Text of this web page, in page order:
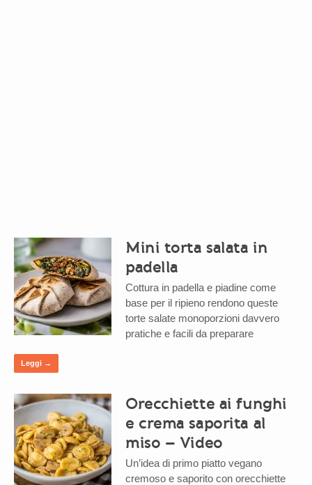
Mini torta salata in
padella
Cottura in padella e piadine come
base per il ripieno rendono queste
torte salate monoporzioni davvero
pratiche e facili da preparare
Leggi →
Orecchiette ai funghi
e crema saporita al
miso – Video
Un’idea di primo piatto vegano
cremoso e saporito con orecchiette